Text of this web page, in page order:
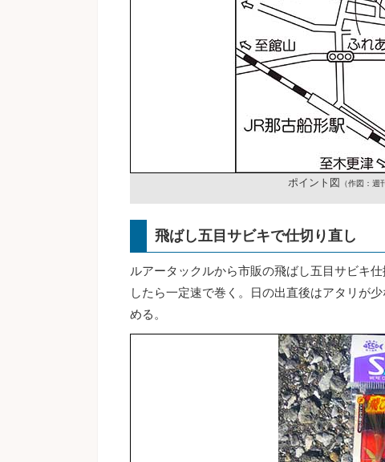
ポイント図 （作図：週
飛ばし五目サビキで仕切り直し
ルアータックルから市販の飛ばし五目サビキ
したら一定速で巻く。日の出直後はアタリが
める。